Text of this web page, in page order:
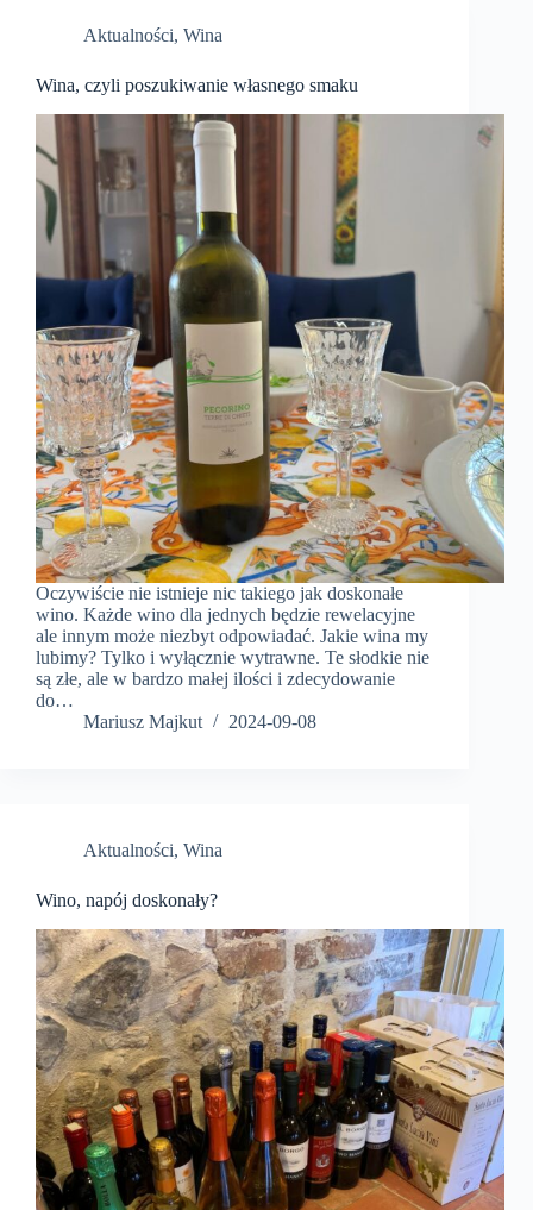
Aktualności, Wina
Wina, czyli poszukiwanie własnego smaku
Oczywiście nie istnieje nic takiego jak doskonałe
wino. Każde wino dla jednych będzie rewelacyjne
ale innym może niezbyt odpowiadać. Jakie wina my
lubimy? Tylko i wyłącznie wytrawne. Te słodkie nie
są złe, ale w bardzo małej ilości i zdecydowanie
do…
Mariusz Majkut
2024-09-08
Aktualności, Wina
Wino, napój doskonały?